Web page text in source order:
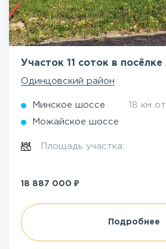
Участок 11 соток в
Одинцовский район
Минское шоссе 18 км
Можайское шоссе
Площадь участка:
18 887 000 ₽
Подробнее